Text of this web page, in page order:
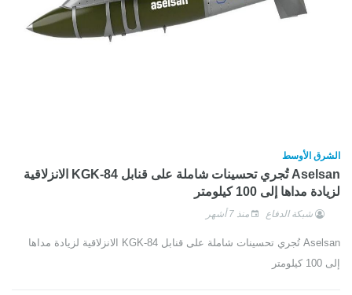
الشرق الأوسط
Aselsan تُجري تحسينات شاملة على قنابل KGK-84 الانزلاقية
لزيادة مداها إلى 100 كيلومتر
شبكة الدفاع منذ 7 أشهر
Aselsan تُجري تحسينات شاملة على قنابل KGK-84 الانزلاقية لزيادة مداها
إلى 100 كيلومتر